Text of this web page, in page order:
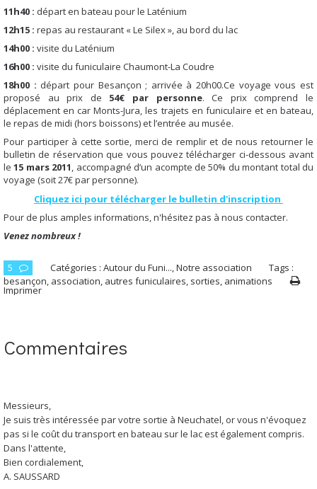
11h40 : départ en bateau pour le Laténium
12h15 : repas au restaurant « Le Silex », au bord du lac
14h00 : visite du Laténium
16h00 : visite du funiculaire Chaumont-La Coudre
18h00 : départ pour Besançon ; arrivée à 20h00.Ce voyage vous est
proposé au prix de 54€ par personne. Ce prix comprend le
déplacement en car Monts-Jura, les trajets en funiculaire et en bateau,
le repas de midi (hors boissons) et l’entrée au musée.
Pour participer à cette sortie, merci de remplir et de nous retourner le
bulletin de réservation que vous pouvez télécharger ci-dessous avant
le15 mars 2011, accompagné d’un acompte de 50% du montant total du
voyage (soit 27€ par personne).
Cliquez ici pour télécharger le bulletin d'inscription
Pour de plus amples informations, n'hésitez pas à nous contacter.
Venez nombreux !
5 Catégories : Autour du Funi...,Notre association
Tags :
besançon, association, autres funiculaires, sorties, animations
Imprimer
Commentaires
Messieurs,
Je suis très intéressée par votre sortie à Neuchatel, or vous n'évoquez
pas si le coût du transport en bateau sur le lac est également compris.
Dans l'attente,
Bien cordialement,
A. SAUSSARD